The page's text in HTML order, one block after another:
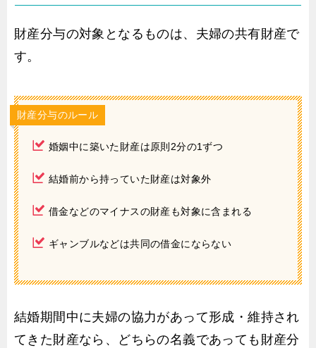
財産分与の対象となるものは、夫婦の共有財産で
す。
財産分与のルール
婚姻中に築いた財産は原則2分の1ずつ
結婚前から持っていた財産は対象外
借金などのマイナスの財産も対象に含まれる
ギャンブルなどは共同の借金にならない
結婚期間中に夫婦の協力があって形成・維持され
てきた財産なら、どちらの名義であっても財産分